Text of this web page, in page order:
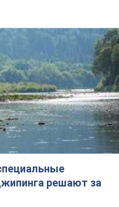
решают за